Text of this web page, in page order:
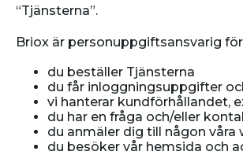
“Tjänsterna”.
Briox är personuppgiftsansvarig
du beställer Tjänsterna
du får inloggningsuppgifter
vi hanterar kundförhållandet,
du har en fråga och/eller
du anmäler dig till någon våra
du besöker vår hemsida och